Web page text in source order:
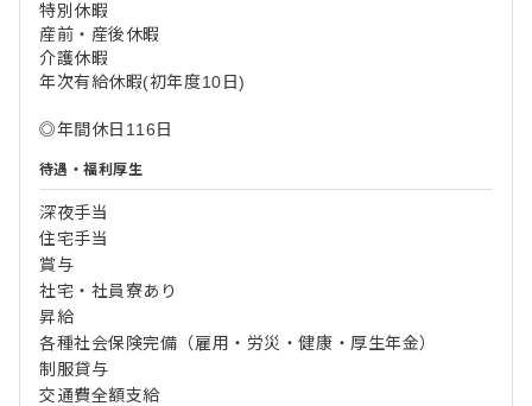
特別休暇
産前・産後休暇
介護休暇
年次有給休暇(初年度10日)
◎年間休日116日
待遇・福利厚生
深夜手当
住宅手当
賞与
社宅・社員寮あり
昇給
各種社会保険完備（雇用・労災・健康・厚生年金）
制服貸与
交通費全額支給